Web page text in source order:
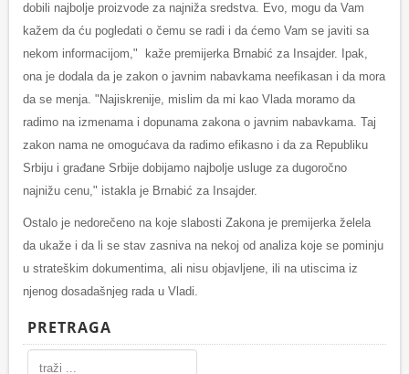
dobili najbolje proizvode za najniža sredstva. Evo, mogu da Vam
kažem da ću pogledati o čemu se radi i da ćemo Vam se javiti sa
nekom informacijom," kaže premijerka Brnabić za Insajder. Ipak,
ona je dodala da je zakon o javnim nabavkama neefikasan i da mora
da se menja. "Najiskrenije, mislim da mi kao Vlada moramo da
radimo na izmenama i dopunama zakona o javnim nabavkama. Taj
zakon nama ne omogućava da radimo efikasno i da za Republiku
Srbiju i građane Srbije dobijamo najbolje usluge za dugoročno
najnižu cenu," istakla je Brnabić za Insajder.
Ostalo je nedorečeno na koje slabosti Zakona je premijerka želela
da ukaže i da li se stav zasniva na nekoj od analiza koje se pominju
u strateškim dokumentima, ali nisu objavljene, ili na utiscima iz
njenog dosadašnjeg rada u Vladi.
PRETRAGA